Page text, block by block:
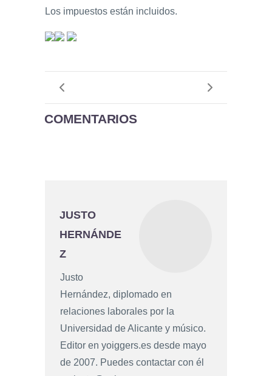
Los impuestos están incluidos.
COMENTARIOS
JUSTO
HERNÁNDE
Z
Justo
Hernández, diplomado en
relaciones laborales por la
Universidad de Alicante y músico.
Editor en yoiggers.es desde mayo
de 2007. Puedes contactar con él